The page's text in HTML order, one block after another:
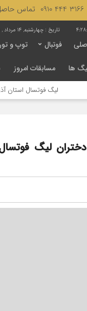
تاریخ : چهارشنبه, ۱۴ مرداد , ۱۴۰۵
فوتبال توپ و تور
ها مسابقات امروز
استان آذربایجان غربی
لیگ